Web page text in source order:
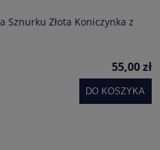
Sznurku Złota Koniczynka z
55,00 zł
DO KOSZYKA